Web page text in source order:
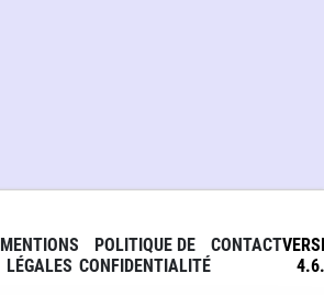
MENTIONS
LÉGALES
POLITIQUE DE
CONFIDENTIALITÉ
CONTACT